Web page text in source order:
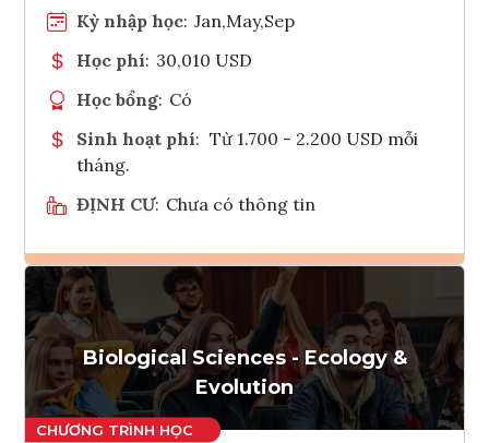
Kỳ nhập học: Jan,May,Sep
Học phí: 30,010 USD
Học bổng: Có
Sinh hoạt phí: Từ 1.700 - 2.200 USD mỗi
tháng.
ĐỊNH CƯ: Chưa có thông tin
Ghi danh
Tham vấn Interlink
Biological Sciences - Ecology &
Evolution